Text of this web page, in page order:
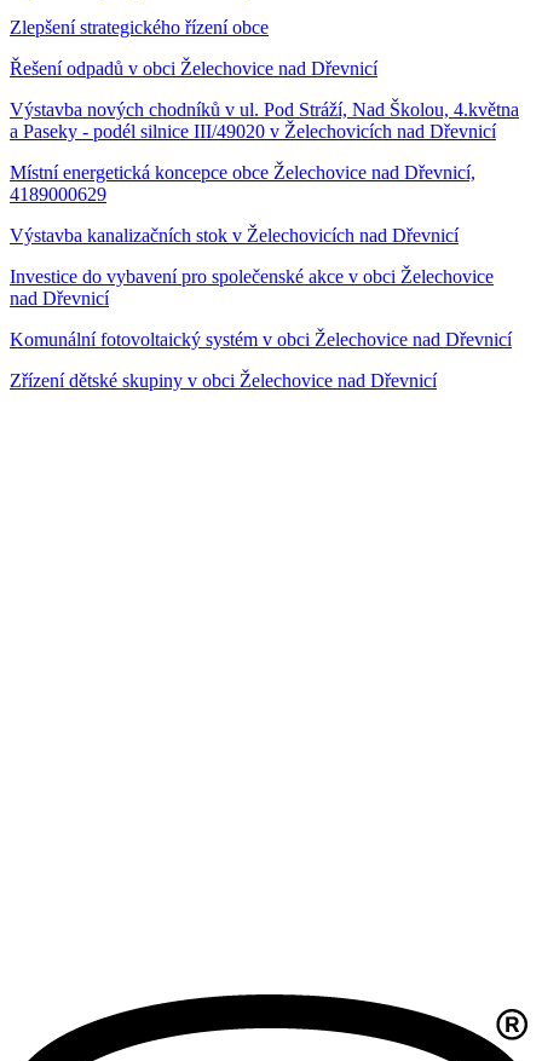
Zlepšení strategického řízení obce
Řešení odpadů v obci Želechovice nad Dřevnicí
Výstavba nových chodníků v ul. Pod Stráží, Nad Školou, 4.května
a Paseky - podél silnice III/49020 v Želechovicích nad Dřevnicí
Místní energetická koncepce obce Želechovice nad Dřevnicí,
4189000629
Výstavba kanalizačních stok v Želechovicích nad Dřevnicí
Investice do vybavení pro společenské akce v obci Želechovice
nad Dřevnicí
Komunální fotovoltaický systém v obci Želechovice nad Dřevnicí
Zřízení dětské skupiny v obci Želechovice nad Dřevnicí